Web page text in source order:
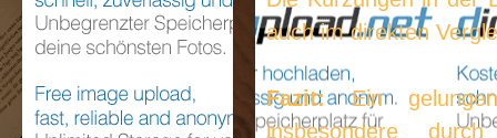
auch im direkten
Fazit:Ein
insbesondere